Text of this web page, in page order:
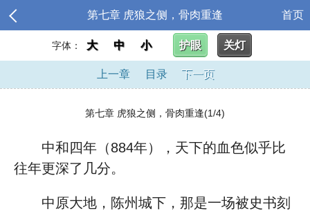
第七章 虎狼之侧，骨肉重逢 首页
字体： 大 中 小 护眼 关灯
上一章 目录 下一页
第七章 虎狼之侧，骨肉重逢(1/4)
中和四年（884年），天下的血色似乎比
往年更深了几分。
中原大地，陈州城下，那是一场被史书刻